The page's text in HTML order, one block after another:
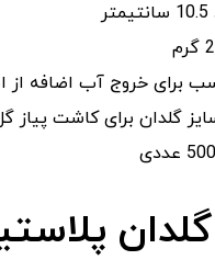
برای خروج آب اضافه از
گلدان برای کاشت